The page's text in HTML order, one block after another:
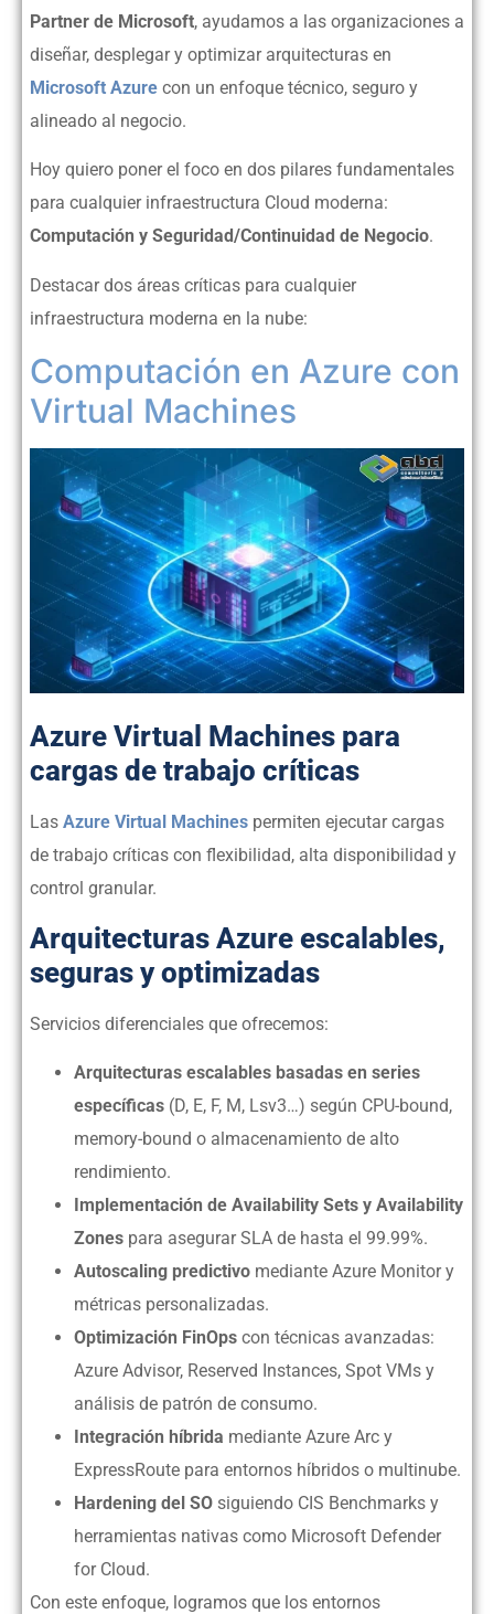
Partner de Microsoft, ayudamos a las organizaciones a
diseñar, desplegar y optimizar arquitecturas en
Microsoft Azure con un enfoque técnico, seguro y
alineado al negocio.
Hoy quiero poner el foco en dos pilares fundamentales
para cualquier infraestructura Cloud moderna:
Computación y Seguridad/Continuidad de Negocio.
Destacar dos áreas críticas para cualquier
infraestructura moderna en la nube:
Computación en Azure con
Virtual Machines
Azure Virtual Machines para
cargas de trabajo críticas
Las Azure Virtual Machines permiten ejecutar cargas
de trabajo críticas con flexibilidad, alta disponibilidad y
control granular.
Arquitecturas Azure escalables,
seguras y optimizadas
Servicios diferenciales que ofrecemos:
Arquitecturas escalables basadas en series
específicas (D, E, F, M, Lsv3…) según CPU-bound,
memory-bound o almacenamiento de alto
rendimiento.
Implementación de Availability Sets y Availability
Zones para asegurar SLA de hasta el 99.99%.
Autoscaling predictivo mediante Azure Monitor y
métricas personalizadas.
Optimización FinOps con técnicas avanzadas:
Azure Advisor, Reserved Instances, Spot VMs y
análisis de patrón de consumo.
Integración híbrida mediante Azure Arc y
ExpressRoute para entornos híbridos o multinube.
Hardening del SO siguiendo CIS Benchmarks y
herramientas nativas como Microsoft Defender
for Cloud.
Con este enfoque, logramos que los entornos